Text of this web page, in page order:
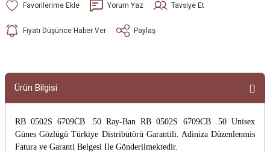
Yorum Yaz Tavsiye Et
Fiyatı Düşünce Haber Ver Paylaş
Ürün Bilgisi
RB 0502S 6709CB .50 Ray-Ban RB 0502S 6709CB .50 Unisex
Günes GözlügüTürkiye Distribütörü Garantili. Adiniza Düzenlenmis
Fatura ve Garanti Belgesi Ile Gönderilmektedir.